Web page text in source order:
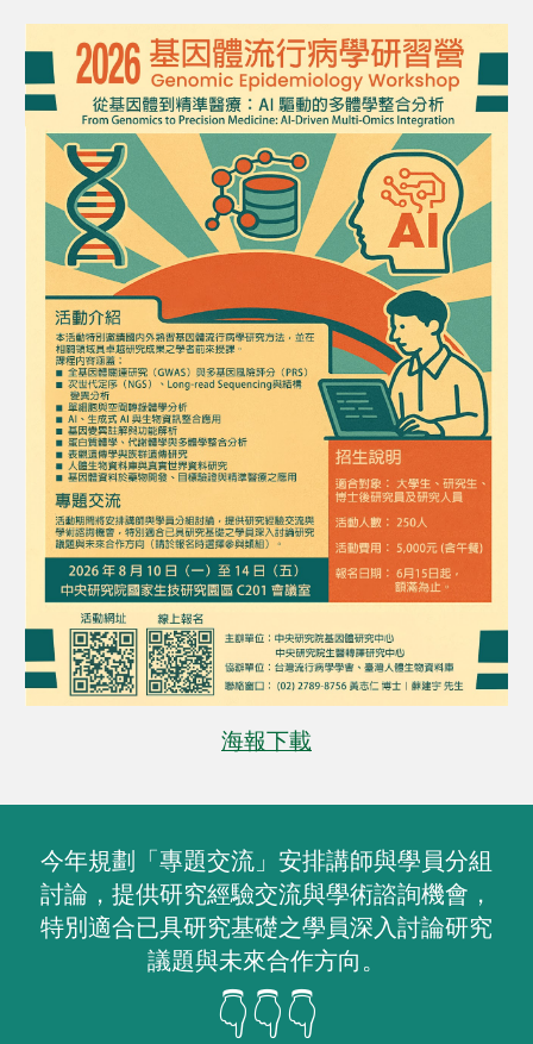
海報下載
今年規劃「專題交流」安排講師與學員分組
討論，提供研究經驗交流與學術諮詢機會，
特別適合已具研究基礎之學員深入討論研究
議題與未來合作方向。
👇👇👇